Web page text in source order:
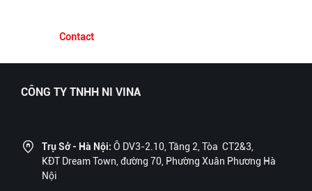
Contact
CÔNG TY TNHH NI VINA
Trụ Sở - Hà Nội: Ô DV3-2.10, Tầng 2, Tòa CT2&3,
KĐT Dream Town, đường 70, Phường Xuân Phương Hà
Nội